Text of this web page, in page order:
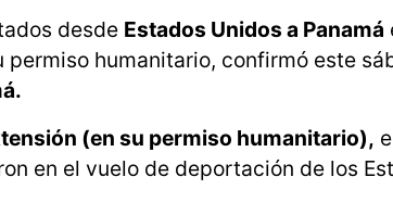
desde Estados Unidos a Panamá
humanitario, confirmó este
(en su permiso humanitario),
en el vuelo de deportación de los